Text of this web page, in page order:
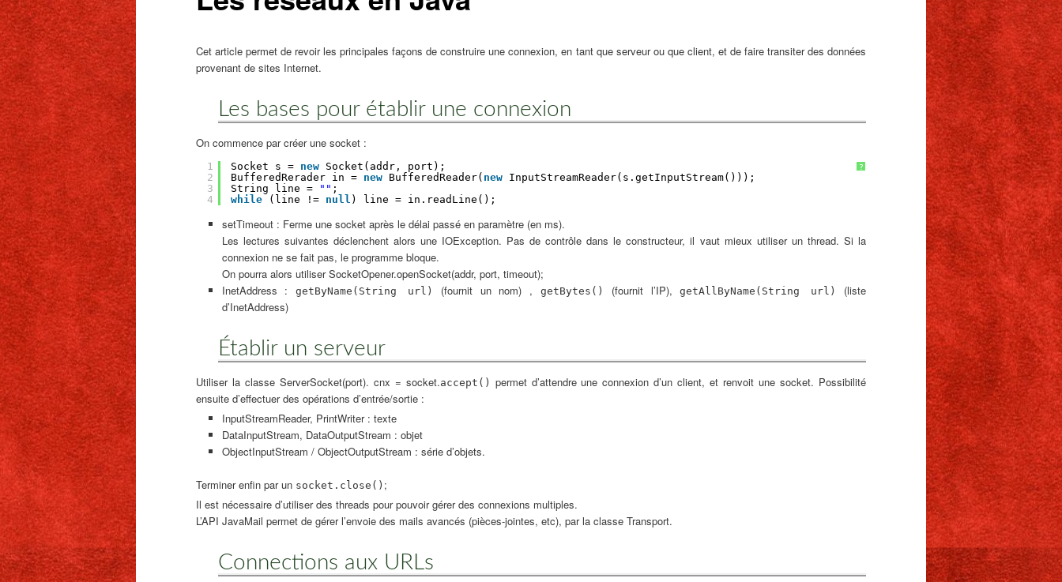
Cet article permet de revoir les principales façons de construire une connexion, en tant que serveur ou que client, et de faire transiter des données
provenant de sites Internet.
Les bases pour établir une connexion
On commence par créer une socket :
?
1
2
3
4
Socket s = new Socket(addr, port);
BufferedRerader in = new BufferedReader( new InputStreamReader(s.getInputStream()));
String line =
"" ;
while
(line != null ) line = in.readLine();
setTimeout : Ferme une socket après le délai passé en paramètre (en ms).
Les lectures suivantes déclenchent alors une IOException. Pas de contrôle dans le constructeur, il vaut mieux utiliser un thread. Si la
connexion ne se fait pas, le programme bloque.
On pourra alors utiliser SocketOpener.openSocket(addr, port, timeout);
InetAddress :getByName(String url) (fournit un nom) , getBytes() (fournit l’IP),getAllByName(String url)
(liste
d’InetAddress)
Établir un serveur
Utiliser la classe ServerSocket(port). cnx = socket.accept() permet d’attendre une connexion d’un client, et renvoit une socket. Possibilité
ensuite d’effectuer des opérations d’entrée/sortie :
InputStreamReader, PrintWriter : texte
DataInputStream, DataOutputStream : objet
ObjectInputStream / ObjectOutputStream : série d’objets.
Terminer enfin par un socket.close() ;
Il est nécessaire d’utiliser des threads pour pouvoir gérer des connexions multiples.
L’API JavaMail permet de gérer l’envoie des mails avancés (pièces-jointes, etc), par la classe Transport.
Connections aux URLs